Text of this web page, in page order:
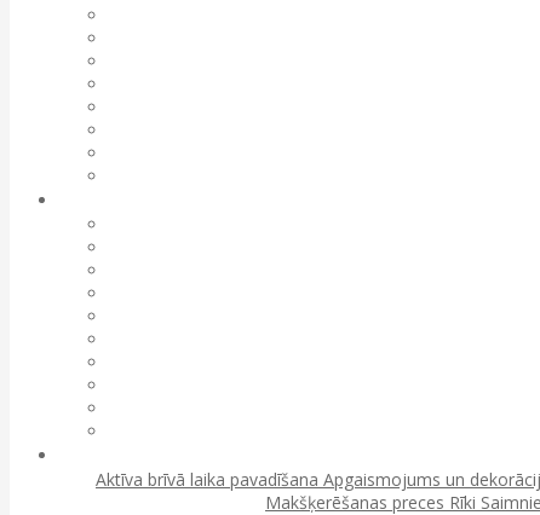
Aktīva brīvā laika pavadīšana Apgaismojums un
Makšķerēšanas preces Rīki